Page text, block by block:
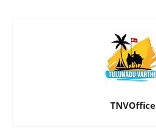
TNVOffice